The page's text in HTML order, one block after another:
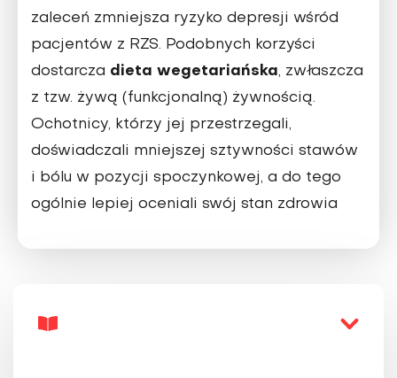
zaleceń zmniejsza ryzyko depresji wśród
pacjentów z RZS. Podobnych korzyści
dostarcza dieta wegetariańska, zwłaszcza
z tzw. żywą (funkcjonalną) żywnością.
Ochotnicy, którzy jej przestrzegali,
doświadczali mniejszej sztywności stawów
i bólu w pozycji spoczynkowej, a do tego
ogólnie lepiej oceniali swój stan zdrowia